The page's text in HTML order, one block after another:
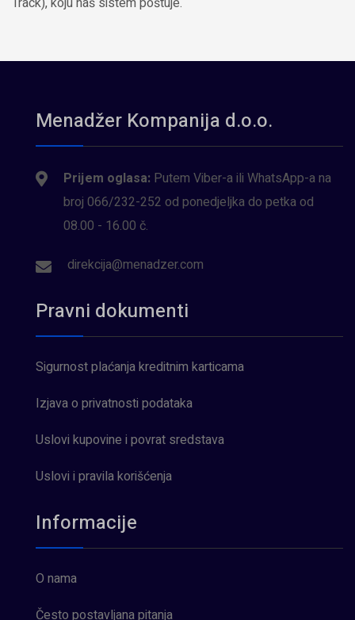
Menadžer Kompanija d.o.o.
Prijem oglasa: Putem Viber-a ili WhatsApp-a na
broj 066/232-252 od ponedjeljka do petka od
08.00 - 16.00 č.
direkcija@menadzer.com
Pravni dokumenti
Sigurnost plaćanja kreditnim karticama
Izjava o privatnosti podataka
Uslovi kupovine i povrat sredstava
Uslovi i pravila korišćenja
Informacije
O nama
Često postavljana pitanja